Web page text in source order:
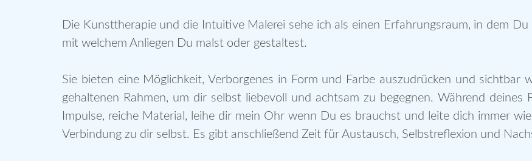
Die Kunsttherapie und die Intuitive Malerei sehe ich als einen Erfahrungsraum, in dem
mit welchem Anliegen Du malst oder gestaltest.
Sie bieten eine Möglichkeit, Verborgenes in Form und Farbe auszudrücken und sichtbar
gehaltenen Rahmen, um dir selbst liebevoll und achtsam zu begegnen. Während deines
Impulse, reiche Material, leihe dir mein Ohr wenn Du es brauchst und leite dich immer
Verbindung zu dir selbst. Es gibt anschließend Zeit für Austausch, Selbstreflexion und